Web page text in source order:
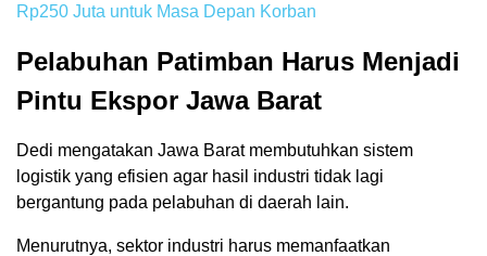
Rp250 Juta untuk Masa Depan Korban
Pelabuhan Patimban Harus Menjadi
Pintu Ekspor Jawa Barat
Dedi mengatakan Jawa Barat membutuhkan sistem
logistik yang efisien agar hasil industri tidak lagi
bergantung pada pelabuhan di daerah lain.
Menurutnya, sektor industri harus memanfaatkan